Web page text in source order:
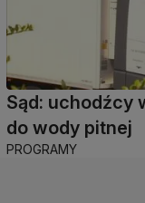
Sąd: uchodźcy
do wody pitnej
PROGRAMY